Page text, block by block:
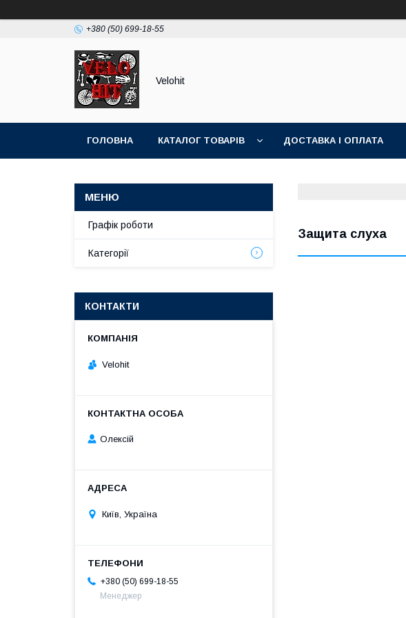
+380 (50) 699-18-55
Velohit
ГОЛОВНА КАТАЛОГ ТОВАРІВ ДОСТАВКА І ОПЛАТА
Защита слуха
Графік роботи
Категорії
КОНТАКТИ
Velohit
Олексій
Київ, Україна
+380 (50) 699-18-55
Менеджер